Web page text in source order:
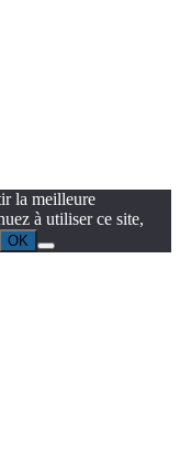
la meilleure
à utiliser ce site,
OK